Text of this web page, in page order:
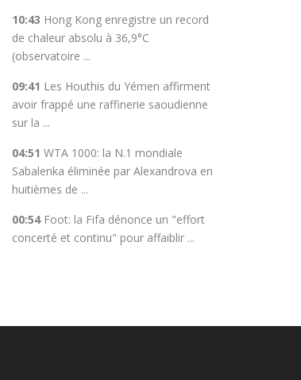
10:43 Hong Kong enregistre un record
de chaleur absolu à 36,9°C
(observatoire ...
09:41 Les Houthis du Yémen affirment
avoir frappé une raffinerie saoudienne
sur la ...
04:51 WTA 1000: la N.1 mondiale
Sabalenka éliminée par Alexandrova en
huitièmes de ...
00:54 Foot: la Fifa dénonce un "effort
concerté et continu" pour affaiblir ...